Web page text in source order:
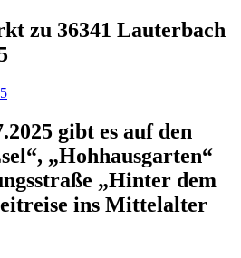
zu 36341 Lauterbach
gibt es auf den
„Hohhausgarten“
„Hinter dem
ins Mittelalter